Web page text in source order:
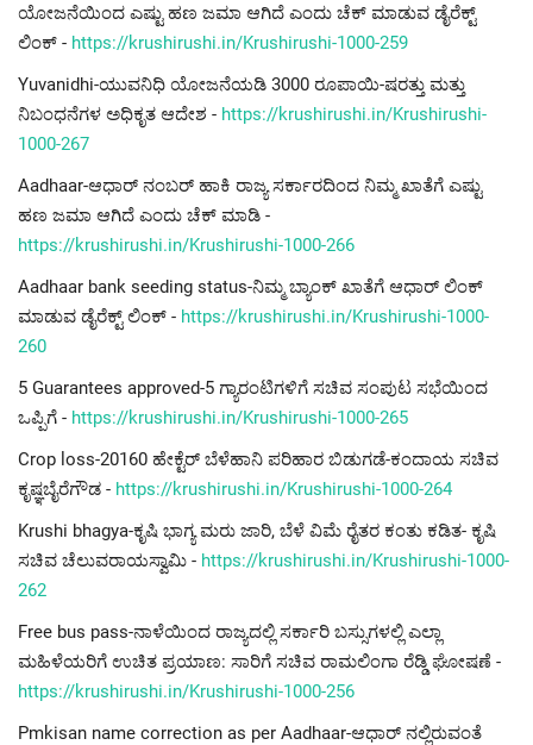
ಯೋಜನೆಯಿಂದ ಎಷ್ಟು ಹಣ ಜಮಾ ಆಗಿದೆ ಎಂದು ಚೆಕ್ ಮಾಡುವ ಡೈರೆಕ್ಟ್
ಲಿಂಕ್ - https://krushirushi.in/Krushirushi-1000-259
Yuvanidhi-ಯುವನಿಧಿ ಯೋಜನೆಯಡಿ 3000 ರೂಪಾಯಿ-ಷರತ್ತು ಮತ್ತು
ನಿಬಂಧನೆಗಳ ಅಧಿಕೃತ ಆದೇಶ - https://krushirushi.in/Krushirushi-
1000-267
Aadhaar-ಆಧಾರ್ ನಂಬರ್ ಹಾಕಿ ರಾಜ್ಯ ಸರ್ಕಾರದಿಂದ ನಿಮ್ಮ ಖಾತೆಗೆ ಎಷ್ಟು
ಹಣ ಜಮಾ ಆಗಿದೆ ಎಂದು ಚೆಕ್ ಮಾಡಿ -
https://krushirushi.in/Krushirushi-1000-266
Aadhaar bank seeding status-ನಿಮ್ಮ ಬ್ಯಾಂಕ್ ಖಾತೆಗೆ ಆಧಾರ್ ಲಿಂಕ್
ಮಾಡುವ ಡೈರೆಕ್ಟ್ ಲಿಂಕ್ - https://krushirushi.in/Krushirushi-1000-
260
5 Guarantees approved-5 ಗ್ಯಾರಂಟಿಗಳಿಗೆ ಸಚಿವ ಸಂಪುಟ ಸಭೆಯಿಂದ
ಒಪ್ಪಿಗೆ - https://krushirushi.in/Krushirushi-1000-265
Crop loss-20160 ಹೇಕ್ಟೆರ್ ಬೆಳೆಹಾನಿ ಪರಿಹಾರ ಬಿಡುಗಡೆ-ಕಂದಾಯ ಸಚಿವ
ಕೃಷ್ಞಬೈರೆಗೌಡ - https://krushirushi.in/Krushirushi-1000-264
Krushi bhagya-ಕೃಷಿ ಭಾಗ್ಯ ಮರು ಜಾರಿ, ಬೆಳೆ ವಿಮೆ ರೈತರ ಕಂತು ಕಡಿತ- ಕೃಷಿ
ಸಚಿವ ಚೆಲುವರಾಯಸ್ವಾಮಿ - https://krushirushi.in/Krushirushi-1000-
262
Free bus pass-ನಾಳೆಯಿಂದ ರಾಜ್ಯದಲ್ಲಿ ಸರ್ಕಾರಿ ಬಸ್ಸುಗಳಲ್ಲಿ ಎಲ್ಲಾ
ಮಹಿಳೆಯರಿಗೆ ಉಚಿತ ಪ್ರಯಾಣ: ಸಾರಿಗೆ ಸಚಿವ ರಾಮಲಿಂಗಾ ರೆಡ್ಡಿ ಘೋಷಣೆ -
https://krushirushi.in/Krushirushi-1000-256
Pmkisan name correction as per Aadhaar-ಆಧಾರ್ ನಲ್ಲಿರುವಂತೆ